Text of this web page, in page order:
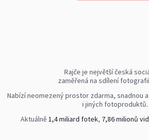
Rajče je největší česká
zaměřená na sdílení
Nabízí neomezený prostor zdarma, snadnou
i jiných fotoproduktů.
Aktuálně1,4 miliard fotek, 7,86 milionů